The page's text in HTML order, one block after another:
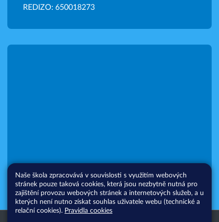
REDIZO: 650018273
Naše škola zpracovává v souvislosti s využitím webových
stránek pouze taková cookies, která jsou nezbytně nutná pro
zajištění provozu webových stránek a internetových služeb, a u
kterých není nutno získat souhlas uživatele webu (technické a
relační cookies). Pravidla cookies